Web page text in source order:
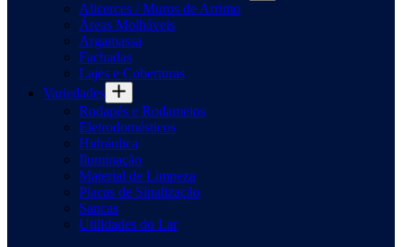
Alicerces / Muros de Arrimo
Áreas Molháveis
Argamassa
Fachadas
Lajes e Coberturas
Variedades
Rodapés e Rodameios
Eletrodomésticos
Hidráulica
Iluminação
Material de Limpeza
Placas de Sinalização
Sancas
Utilidades do Lar